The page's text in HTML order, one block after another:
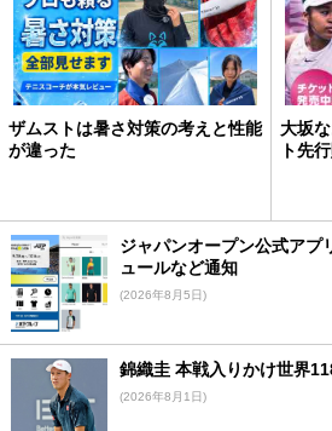
ザムストは暑さ対策の考えと性能
が違った
大坂
ト先
ジャパンオープン公式アプ
ュールなど通知
(2026年8月5日)
錦織圭 本戦入りかけ世界
(2026年8月1日)